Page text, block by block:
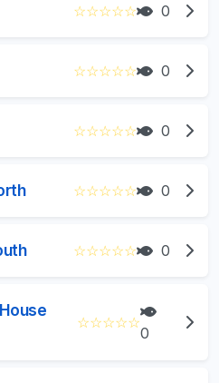
☆☆☆☆☆ 0
☆☆☆☆☆ 0
☆☆☆☆☆ 0
☆☆☆☆☆ 0
☆☆☆☆☆ 0
☆☆☆☆☆
0